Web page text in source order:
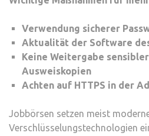
Verwendung sicherer
Aktualität der Software
Keine Weitergabe
Ausweiskopien
Achten auf HTTPS in der
Jobbörsen setzen meist
Verschlüsselungstechnologien